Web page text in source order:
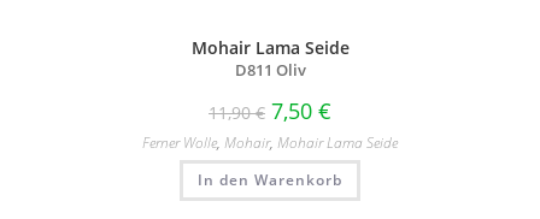
Mohair Lama Seide
D811 Oliv
11,90€ 7,50 €
Ferner Wolle, Mohair, Mohair Lama Seide
In den Warenkorb